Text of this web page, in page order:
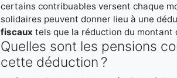
certains contribuables versent chaque
solidaires peuvent donner lieu à une
fiscaux tels que la réduction du montant
Quelles sont les pensions
cette déduction ?